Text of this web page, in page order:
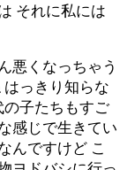
それに私には
悪くなっちゃう
っきり知らな
の子たちもすご
感じで生きてい
んですけど こ